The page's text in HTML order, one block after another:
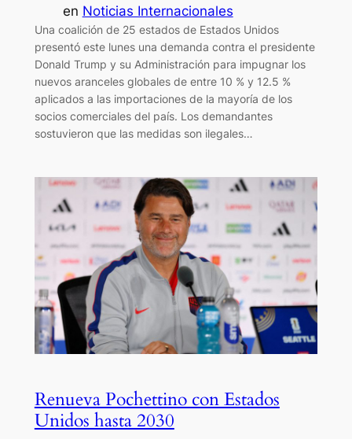
en Noticias Internacionales
Una coalición de 25 estados de Estados Unidos
presentó este lunes una demanda contra el presidente
Donald Trump y su Administración para impugnar los
nuevos aranceles globales de entre 10 % y 12.5 %
aplicados a las importaciones de la mayoría de los
socios comerciales del país. Los demandantes
sostuvieron que las medidas son ilegales…
Renueva Pochettino con Estados
Unidos hasta 2030